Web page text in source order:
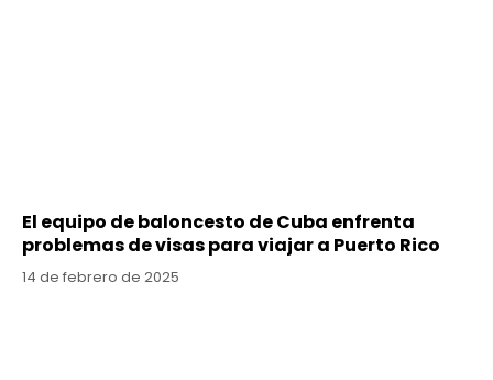
El equipo de baloncesto de Cuba enfrenta
problemas de visas para viajar a Puerto Rico
14 de febrero de 2025